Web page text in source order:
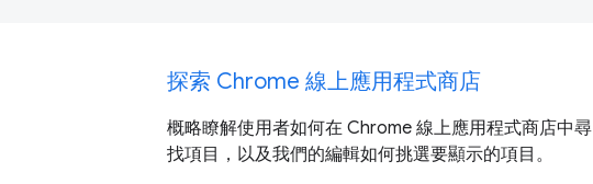
探索 Chrome 線上應用程式商店
概略瞭解使用者如何在 Chrome 線上應用程式商店中尋
找項目，以及我們的編輯如何挑選要顯示的項目。